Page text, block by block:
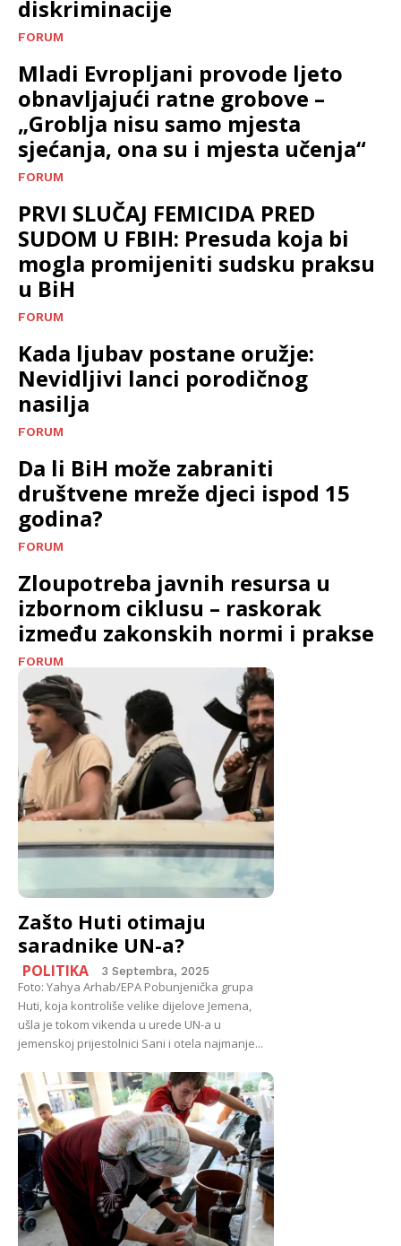
diskriminacije
FORUM
Mladi Evropljani provode ljeto
obnavljajući ratne grobove –
„Groblja nisu samo mjesta
sjećanja, ona su i mjesta učenja“
FORUM
PRVI SLUČAJ FEMICIDA PRED
SUDOM U FBIH: Presuda koja bi
mogla promijeniti sudsku praksu
u BiH
FORUM
Kada ljubav postane oružje:
Nevidljivi lanci porodičnog
nasilja
FORUM
Da li BiH može zabraniti
društvene mreže djeci ispod 15
godina?
FORUM
Zloupotreba javnih resursa u
izbornom ciklusu – raskorak
između zakonskih normi i prakse
FORUM
Zašto Huti otimaju
saradnike UN-a?
POLITIKA 3 Septembra, 2025
Foto: Yahya Arhab/EPA Pobunjenička grupa
Huti, koja kontroliše velike dijelove Jemena,
ušla je tokom vikenda u urede UN-a u
jemenskoj prijestolnici Sani i otela najmanje...